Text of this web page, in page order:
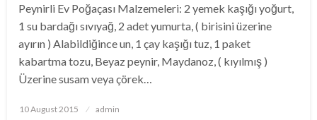
Peynirli Ev Poğaçası Malzemeleri: 2 yemek kaşığı yoğurt,
1 su bardağı sıvıyağ, 2 adet yumurta, ( birisini üzerine
ayırın ) Alabildiğince un, 1 çay kaşığı tuz, 1 paket
kabartma tozu, Beyaz peynir, Maydanoz, ( kıyılmış )
Üzerine susam veya çörek…
Posted
10 August 2015 admin